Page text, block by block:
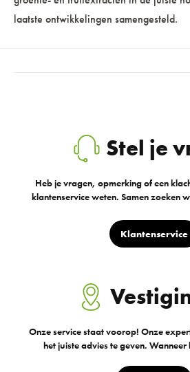
laatste ontwikkelingen samengesteld.
Stel je
Heb je vragen, opmerking of een
klantenservice weten. Samen zoeken
Klantenservice
Onze service staat voorop! Onze
het juiste advies te geven. Wanneer